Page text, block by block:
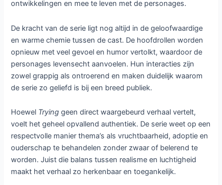
soms kwetsbaarder is dan gedacht.
De rust binnen het gezin wordt namelijk flink verstoord
wanneer Kat, de biologische moeder van de kinderen,
plotseling opduikt. Haar onverwachte aanwezigheid zet
alles op scherp en zorgt voor nieuwe spanningen en
onzekerheden. Nikki en Jason worden gedwongen om na
te denken over wat het betekent om een gezin te zijn en
zonder zichzelf en elkaar kwijt te raken. De serie stelt
daarmee een indringende vraag over liefde, grenzen en
vertrouwen binnen moderne gezinsvormen.
Net als in eerdere seizoenen kiestTryingvoor een compact
en toegankelijk format met afleveringen van ongeveer een